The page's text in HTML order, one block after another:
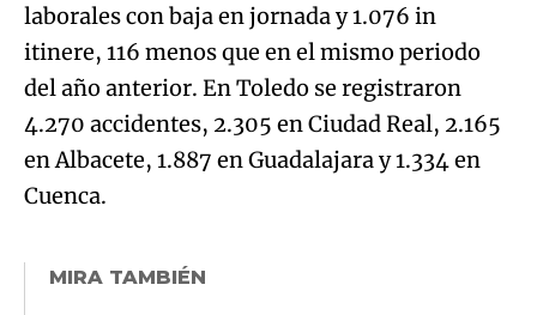
laborales con baja en jornada y 1.076 in
itinere, 116 menos que en el mismo periodo
del año anterior. En Toledo se registraron
4.270 accidentes, 2.305 en Ciudad Real, 2.165
en Albacete, 1.887 en Guadalajara y 1.334 en
Cuenca.
MIRA TAMBIÉN